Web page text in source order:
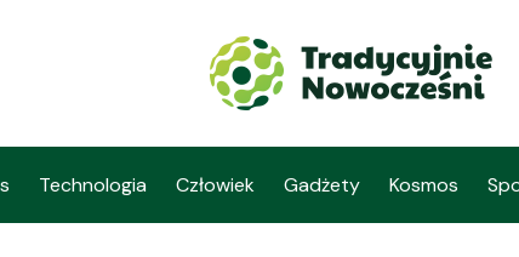
Technologia Człowiek Gadżety Kosmos